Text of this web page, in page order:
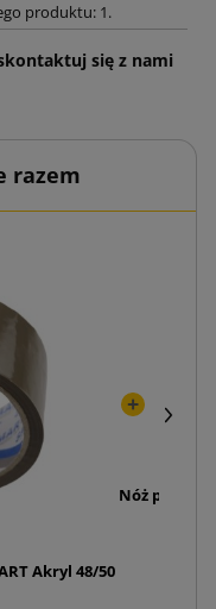
produktu: 1.
się z nami
razem
Akryl 48/50
Nóż